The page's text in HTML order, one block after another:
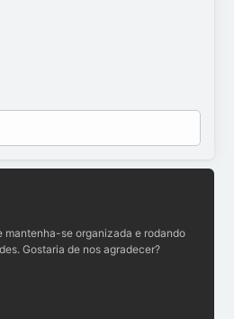
mantenha-se organizada e rodando
Gostaria de nos agradecer?